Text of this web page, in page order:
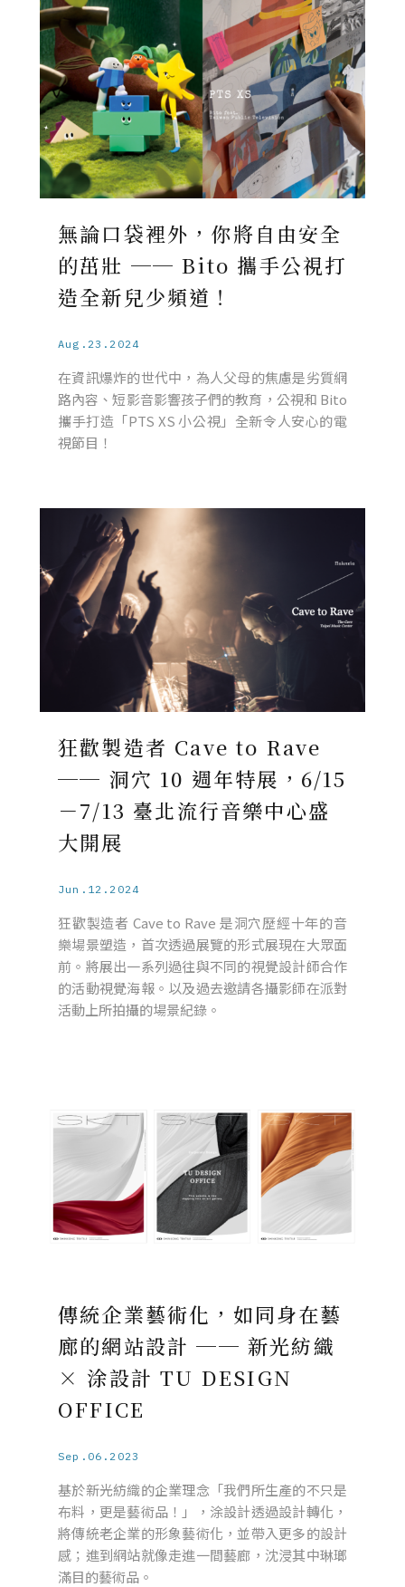
無論口袋裡外，你將自由安全
的茁壯 ── Bito 攜手公視打
造全新兒少頻道！
Aug.23.2024
在資訊爆炸的世代中，為人父母的焦慮是劣質網
路內容、短影音影響孩子們的教育，公視和 Bito
攜手打造「PTS XS 小公視」全新令人安心的電
視節目！
狂歡製造者 Cave to Rave
── 洞穴 10 週年特展，6/15
－7/13 臺北流行音樂中心盛
大開展
Jun.12.2024
狂歡製造者 Cave to Rave 是洞穴歷經十年的音
樂場景塑造，首次透過展覽的形式展現在大眾面
前。將展出一系列過往與不同的視覺設計師合作
的活動視覺海報。以及過去邀請各攝影師在派對
活動上所拍攝的場景紀錄。
傳統企業藝術化，如同身在藝
廊的網站設計 ── 新光紡織
× 涂設計 TU DESIGN
OFFICE
Sep.06.2023
基於新光紡織的企業理念「我們所生產的不只是
布料，更是藝術品！」，涂設計透過設計轉化，
將傳統老企業的形象藝術化，並帶入更多的設計
感；進到網站就像走進一間藝廊，沈浸其中琳瑯
滿目的藝術品。